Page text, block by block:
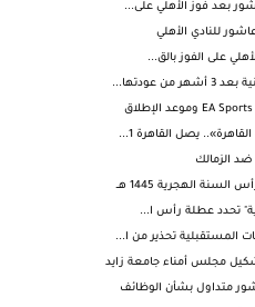
بعد فوز الأهلي على...
للنادي الأهلي
على الفوز بالق...
عودتها...
يصل القاهرة 1...
ضد الزمالك
الهجرية 1445 هــ
تحدد عطلة رأس ا...
المستقبلية تحذير من ا...
مجلس أمناء جامعة زايد
متداول بشأن الوظائف